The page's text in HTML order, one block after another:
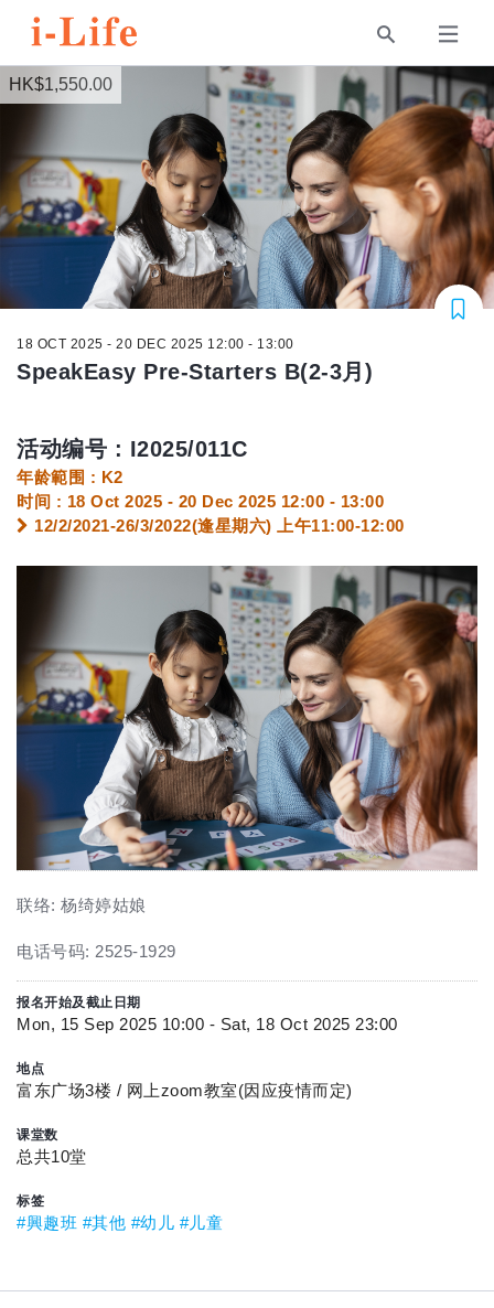
HK$1,550.00
18 OCT 2025 - 20 DEC 2025 12:00 - 13:00
SpeakEasy Pre-Starters B(2-3月)
活动编号 : I2025/011C
年龄範围 : K2
时间 : 18 Oct 2025 - 20 Dec 2025 12:00 - 13:00
12/2/2021-26/3/2022(逢星期六) 上午11:00-12:00
联络: 杨绮婷姑娘
电话号码: 2525-1929
报名开始及截止日期
Mon, 15 Sep 2025 10:00 - Sat, 18 Oct 2025 23:00
地点
富东广场3楼 / 网上zoom教室(因应疫情而定)
课堂数
总共10堂
标签
#興趣班 #其他 #幼儿 #儿童